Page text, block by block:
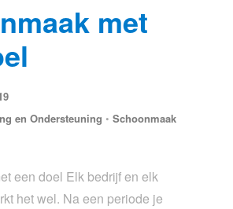
met
en Ondersteuning • Schoonmaak
een doel Elk bedrijf en elk
het wel. Na een periode je